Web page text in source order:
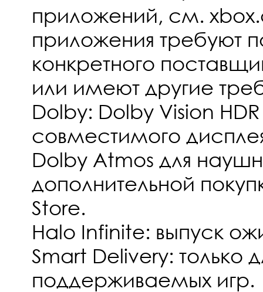
приложений, см.
приложения требуют
конкретного
или имеют другие
Dolby: Dolby Vision
совместимого
Dolby Atmos для
дополнительной
Store.
Halo Infinite: выпуск
Smart Delivery: только
поддерживаемых игр.